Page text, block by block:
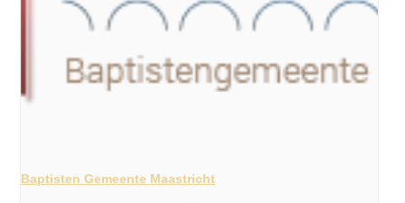
Baptisten Gemeente Maastricht